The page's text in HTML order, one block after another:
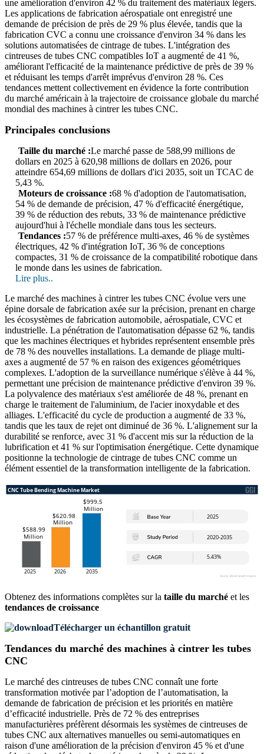
une amélioration d'environ 42 % du traitement des matériaux légers.
Les applications de fabrication aérospatiale ont enregistré une
demande de précision de près de 29 % plus élevée, tandis que la
fabrication CVC a connu une croissance d'environ 34 % dans les
solutions automatisées de cintrage de tubes. L'intégration des
cintreuses de tubes CNC compatibles IoT a augmenté de 41 %,
améliorant l'efficacité de la maintenance prédictive de près de 39 %
et réduisant les temps d'arrêt imprévus d'environ 28 %. Ces
tendances mettent collectivement en évidence la forte contribution
du marché américain à la trajectoire de croissance globale du marché
mondial des machines à cintrer les tubes CNC.
Principales conclusions
Taille du marché :Le marché passe de 588,99 millions de
dollars en 2025 à 620,98 millions de dollars en 2026, pour
atteindre 654,69 millions de dollars d'ici 2035, soit un TCAC de
5,43 %.
Moteurs de croissance :68 % d'adoption de l'automatisation,
54 % de demande de précision, 47 % d'efficacité énergétique,
39 % de réduction des rebuts, 33 % de maintenance prédictive
aujourd'hui à l'échelle mondiale dans tous les secteurs.
Tendances :57 % de préférence multi-axes, 46 % de systèmes
électriques, 42 % d'intégration IoT, 36 % de conceptions
compactes, 31 % de croissance de la compatibilité robotique dans
le monde dans les usines de fabrication.
Lire plus..
Le marché des machines à cintrer les tubes CNC évolue vers une
épine dorsale de fabrication axée sur la précision, prenant en charge
les écosystèmes de fabrication automobile, aérospatiale, CVC et
industrielle. La pénétration de l'automatisation dépasse 62 %, tandis
que les machines électriques et hybrides représentent ensemble près
de 78 % des nouvelles installations. La demande de pliage multi-
axes a augmenté de 57 % en raison des exigences géométriques
complexes. L'adoption de la surveillance numérique s'élève à 44 %,
permettant une précision de maintenance prédictive d'environ 39 %.
La polyvalence des matériaux s'est améliorée de 48 %, prenant en
charge le traitement de l'aluminium, de l'acier inoxydable et des
alliages. L'efficacité du cycle de production a augmenté de 33 %,
tandis que les taux de rejet ont diminué de 36 %. L'alignement sur la
durabilité se renforce, avec 31 % d'accent mis sur la réduction de la
lubrification et 41 % sur l'optimisation énergétique. Cette dynamique
positionne la technologie de cintrage de tubes CNC comme un
élément essentiel de la transformation intelligente de la fabrication.
Obtenez des informations complètes sur la taille du marché et les
tendances de croissance
Télécharger un échantillon gratuit
Tendances du marché des machines à cintrer les tubes
CNC
Le marché des cintreuses de tubes CNC connaît une forte
transformation motivée par l’adoption de l’automatisation, la
demande de fabrication de précision et les priorités en matière
d’efficacité industrielle. Près de 72 % des entreprises
manufacturières préfèrent désormais les systèmes de cintreuses de
tubes CNC aux alternatives manuelles ou semi-automatiques en
raison d'une amélioration de la précision d'environ 45 % et d'une